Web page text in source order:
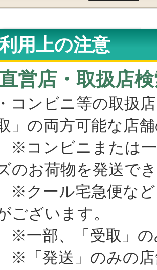
用上の注意
直営店・取扱店
コンビニ等の取扱
」の両方可能な店
ンビニまたは一
のお荷物を発送で
ール宅急便など
ございます。
部、「受取」の
発送」のみの店